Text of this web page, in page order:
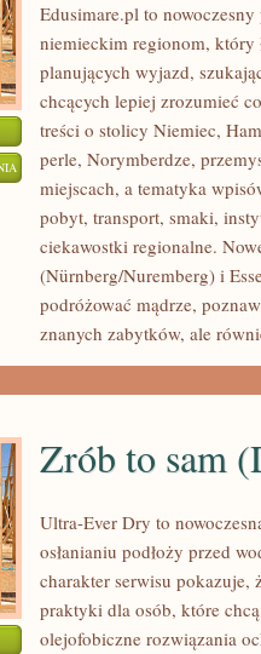
DORTMUND
Edusimare.pl to
niemieckim regionom, który
planujących wyjazd,
chcących lepiej zrozumieć
treści o stolicy Niemiec,
perle, Norymberdze,
miejscach, a tematyka
pobyt, transport, smaki,
ciekawostki regionalne.
(Nürnberg/Nuremberg) i
podróżować mądrze,
znanych zabytków, ale
Zrób to sam
Ultra-Ever Dry to
osłanianiu podłoży przed
charakter serwisu
praktyki dla osób, które
olejofobiczne rozwiązania